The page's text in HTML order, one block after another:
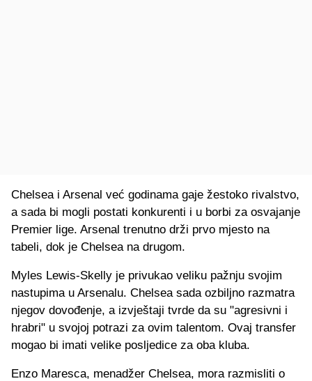
Chelsea i Arsenal već godinama gaje žestoko rivalstvo,
a sada bi mogli postati konkurenti i u borbi za osvajanje
Premier lige. Arsenal trenutno drži prvo mjesto na
tabeli, dok je Chelsea na drugom.
Myles Lewis-Skelly je privukao veliku pažnju svojim
nastupima u Arsenalu. Chelsea sada ozbiljno razmatra
njegov dovođenje, a izvještaji tvrde da su "agresivni i
hrabri" u svojoj potrazi za ovim talentom. Ovaj transfer
mogao bi imati velike posljedice za oba kluba.
Enzo Maresca, menadžer Chelsea, mora razmisliti o